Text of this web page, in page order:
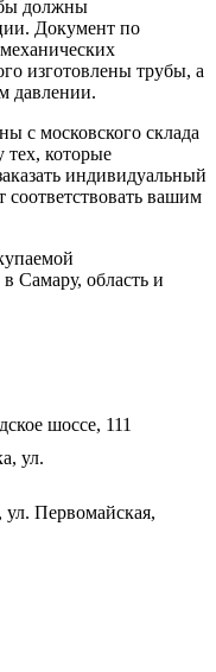
должны
Документ по
изготовлены трубы, а
давлении.
с московского склада
тех, которые
индивидуальный
соответствовать вашим
Самару, область и
шоссе, 111
ул.
ул. Первомайская,